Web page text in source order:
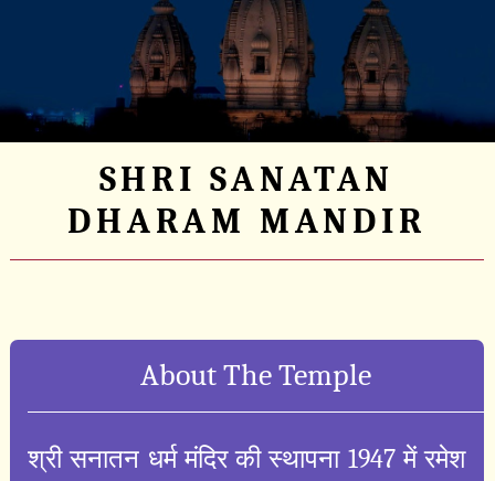
SHRI SANATAN
DHARAM MANDIR
About The Temple
श्री सनातन धर्म मंदिर की स्थापना 1947 में रमेश